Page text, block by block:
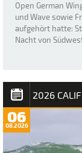
Open German
und Wave sowie
aufgehört hatte:
Nacht von
2026
06
08.2026